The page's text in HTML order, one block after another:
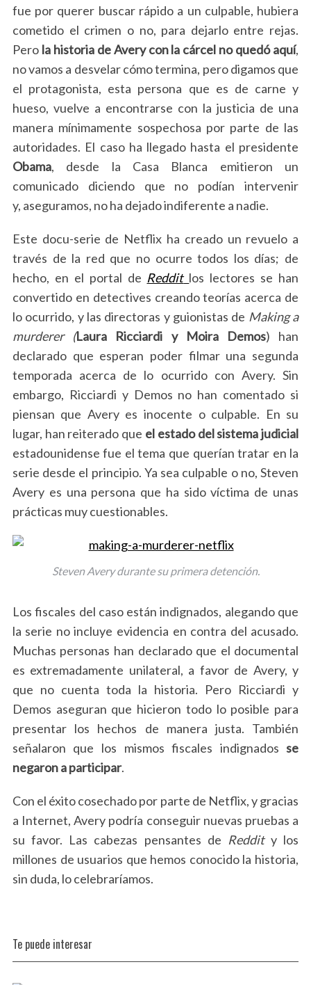
fue por querer buscar rápido a un culpable, hubiera
cometido el crimen o no, para dejarlo entre rejas.
Pero la historia de Avery con la cárcel no quedó aquí,
no vamos a desvelar cómo termina, pero digamos que
el protagonista, esta persona que es de carne y
hueso, vuelve a encontrarse con la justicia de una
manera mínimamente sospechosa por parte de las
autoridades. El caso ha llegado hasta el presidente
Obama, desde la Casa Blanca emitieron un
comunicado diciendo que no podían intervenir
y, aseguramos, no ha dejado indiferente a nadie.
Este docu-serie de Netflix ha creado un revuelo a
través de la red que no ocurre todos los días; de
hecho, en el portal de Reddit los lectores se han
convertido en detectives creando teorías acerca de
lo ocurrido, y las directoras y guionistas de Making a
murderer (Laura Ricciardi y Moira Demos) han
declarado que esperan poder filmar una segunda
temporada acerca de lo ocurrido con Avery. Sin
embargo, Ricciardi y Demos no han comentado si
piensan que Avery es inocente o culpable. En su
lugar, han reiterado que el estado del sistema judicial
estadounidense fue el tema que querían tratar en la
serie desde el principio. Ya sea culpable o no, Steven
Avery es una persona que ha sido víctima de unas
prácticas muy cuestionables.
Steven Avery durante su primera detención.
Los fiscales del caso están indignados, alegando que
la serie no incluye evidencia en contra del acusado.
Muchas personas han declarado que el documental
es extremadamente unilateral, a favor de Avery, y
que no cuenta toda la historia. Pero Ricciardi y
Demos aseguran que hicieron todo lo posible para
presentar los hechos de manera justa. También
señalaron que los mismos fiscales indignadosse
negaron a participar.
Con el éxito cosechado por parte de Netflix, y gracias
a Internet, Avery podría conseguir nuevas pruebas a
su favor. Las cabezas pensantes de Reddit y los
millones de usuarios que hemos conocido la historia,
sin duda, lo celebraríamos.
Te puede interesar
e
a
c
h
f